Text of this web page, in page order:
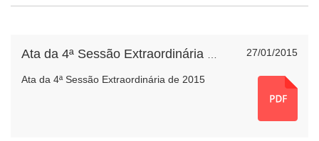
27/01/2015
Ata da 4ª Sessão Extraordinária de 2015